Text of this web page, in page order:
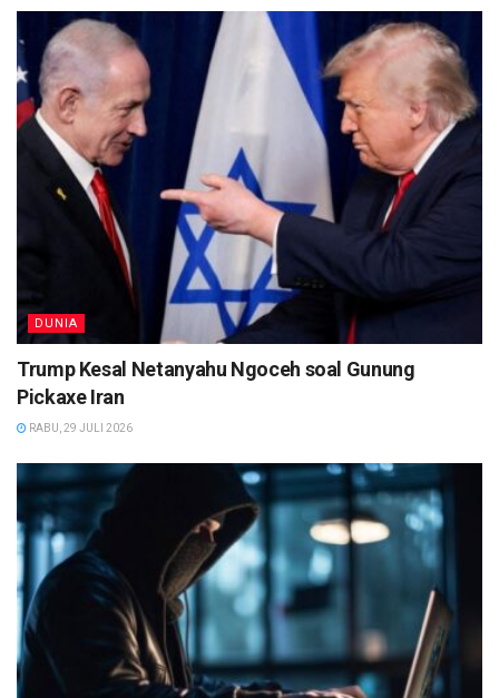
DUNIA
Trump Kesal Netanyahu Ngoceh soal Gunung
Pickaxe Iran
RABU, 29 JULI 2026